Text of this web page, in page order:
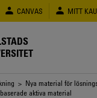
CANVAS MITT KAU
> Nya material för
aktiva material